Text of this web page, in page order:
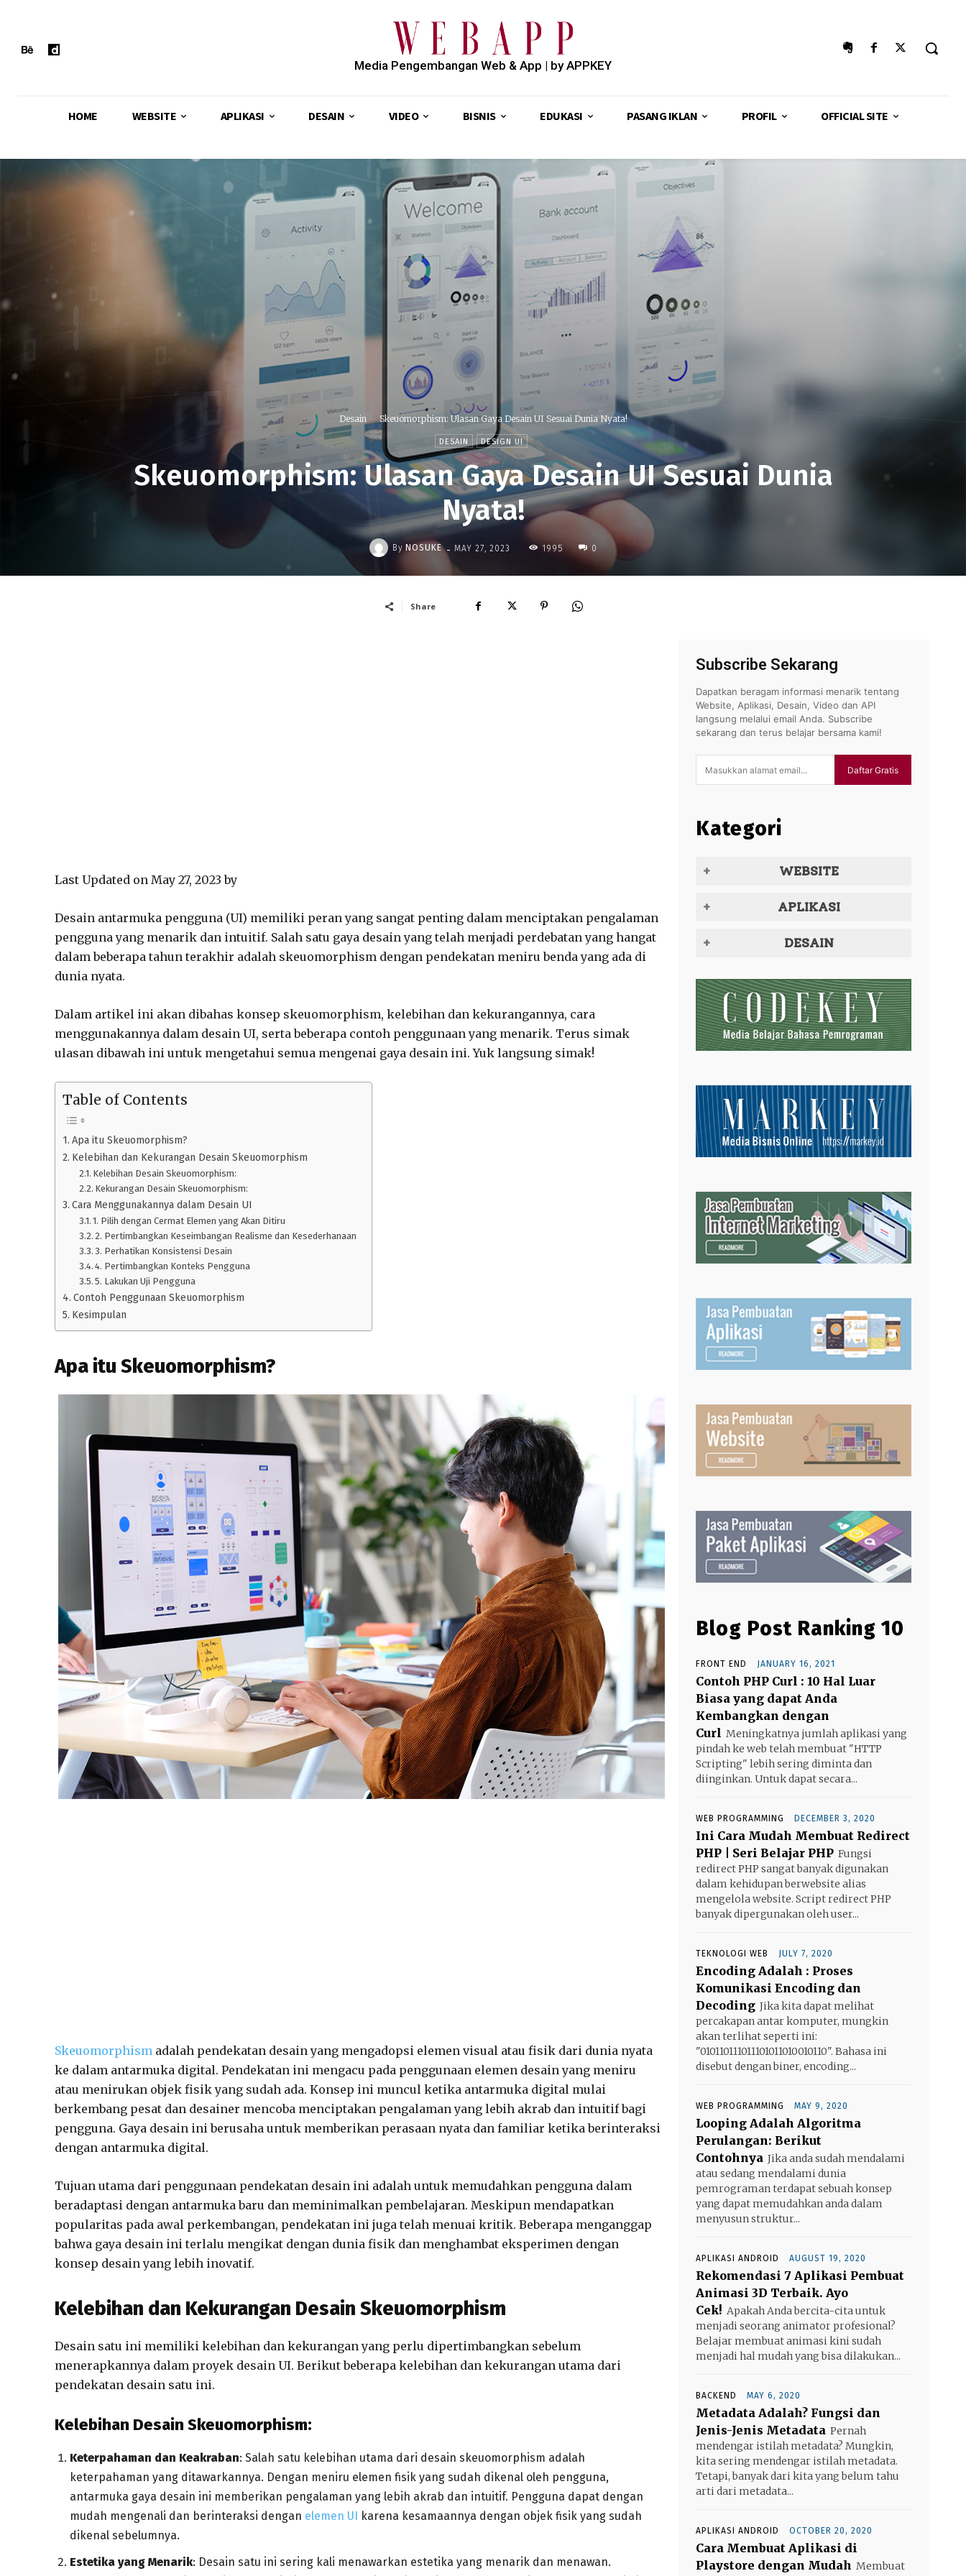
Media Pengembangan Web & App | by APPKEY
HOME WEBSITE APLIKASI DESAIN VIDEO BISNIS EDUKASI PASANG IKLAN PROFIL OFFICIAL SITE
Desain Skeuomorphism: Ulasan Gaya Desain UI Sesuai Dunia Nyata!
DESAIN DESIGN UI
Skeuomorphism: Ulasan Gaya Desain UI Sesuai Dunia
Nyata!
By NOSUKE - MAY 27, 2023 1995 0
Share
Last Updated on May 27, 2023 by
Desain antarmuka pengguna (UI) memiliki peran yang sangat penting dalam menciptakan pengalaman
pengguna yang menarik dan intuitif. Salah satu gaya desain yang telah menjadi perdebatan yang hangat
dalam beberapa tahun terakhir adalah skeuomorphism dengan pendekatan meniru benda yang ada di
dunia nyata.
Dalam artikel ini akan dibahas konsep skeuomorphism, kelebihan dan kekurangannya, cara
menggunakannya dalam desain UI, serta beberapa contoh penggunaan yang menarik. Terus simak
ulasan dibawah ini untuk mengetahui semua mengenai gaya desain ini. Yuk langsung simak!
Table of Contents
Apa itu Skeuomorphism?
Kelebihan dan Kekurangan Desain Skeuomorphism
Kelebihan Desain Skeuomorphism:
Kekurangan Desain Skeuomorphism:
Cara Menggunakannya dalam Desain UI
1. Pilih dengan Cermat Elemen yang Akan Ditiru
2. Pertimbangkan Keseimbangan Realisme dan Kesederhanaan
3. Perhatikan Konsistensi Desain
4. Pertimbangkan Konteks Pengguna
5. Lakukan Uji Pengguna
Contoh Penggunaan Skeuomorphism
Kesimpulan
Apa itu Skeuomorphism?
Skeuomorphism adalah pendekatan desain yang mengadopsi elemen visual atau fisik dari dunia nyata
ke dalam antarmuka digital. Pendekatan ini mengacu pada penggunaan elemen desain yang meniru
atau menirukan objek fisik yang sudah ada. Konsep ini muncul ketika antarmuka digital mulai
berkembang pesat dan desainer mencoba menciptakan pengalaman yang lebih akrab dan intuitif bagi
pengguna. Gaya desain ini berusaha untuk memberikan perasaan nyata dan familiar ketika berinteraksi
dengan antarmuka digital.
Tujuan utama dari penggunaan pendekatan desain ini adalah untuk memudahkan pengguna dalam
beradaptasi dengan antarmuka baru dan meminimalkan pembelajaran. Meskipun mendapatkan
popularitas pada awal perkembangan, pendekatan ini juga telah menuai kritik. Beberapa menganggap
bahwa gaya desain ini terlalu mengikat dengan dunia fisik dan menghambat eksperimen dengan
konsep desain yang lebih inovatif.
Kelebihan dan Kekurangan Desain Skeuomorphism
Desain satu ini memiliki kelebihan dan kekurangan yang perlu dipertimbangkan sebelum
menerapkannya dalam proyek desain UI. Berikut beberapa kelebihan dan kekurangan utama dari
pendekatan desain satu ini.
Kelebihan Desain Skeuomorphism:
Keterpahaman dan Keakraban: Salah satu kelebihan utama dari desain skeuomorphism adalah
keterpahaman yang ditawarkannya. Dengan meniru elemen fisik yang sudah dikenal oleh pengguna,
antarmuka gaya desain ini memberikan pengalaman yang lebih akrab dan intuitif. Pengguna dapat dengan
mudah mengenali dan berinteraksi dengan elemen UI
karena kesamaannya dengan objek fisik yang sudah
dikenal sebelumnya.
Estetika yang Menarik: Desain satu ini sering kali menawarkan estetika yang menarik dan menawan.
Subscribe Sekarang
Dapatkan beragam informasi menarik tentang
Website, Aplikasi, Desain, Video dan API
langsung melalui email Anda. Subscribe
sekarang dan terus belajar bersama kami!
Daftar Gratis
Kategori
WEBSITE
APLIKASI
DESAIN
Blog Post Ranking 10
FRONT END JANUARY 16, 2021
Contoh PHP Curl : 10 Hal Luar
Biasa yang dapat Anda
Kembangkan dengan
Curl Meningkatnya jumlah aplikasi yang
pindah ke web telah membuat "HTTP
Scripting" lebih sering diminta dan
diinginkan. Untuk dapat secara...
WEB PROGRAMMING DECEMBER 3, 2020
Ini Cara Mudah Membuat Redirect
PHP | Seri Belajar PHP Fungsi
redirect PHP sangat banyak digunakan
dalam kehidupan berwebsite alias
mengelola website. Script redirect PHP
banyak dipergunakan oleh user...
TEKNOLOGI WEB JULY 7, 2020
Encoding Adalah : Proses
Komunikasi Encoding dan
Decoding Jika kita dapat melihat
percakapan antar komputer, mungkin
akan terlihat seperti ini:
"010110111011101011010010110". Bahasa ini
disebut dengan biner, encoding...
WEB PROGRAMMING MAY 9, 2020
Looping Adalah Algoritma
Perulangan: Berikut
Contohnya Jika anda sudah mendalami
atau sedang mendalami dunia
pemrograman terdapat sebuah konsep
yang dapat memudahkan anda dalam
menyusun struktur...
APLIKASI ANDROID AUGUST 19, 2020
Rekomendasi 7 Aplikasi Pembuat
Animasi 3D Terbaik. Ayo
Cek! Apakah Anda bercita-cita untuk
menjadi seorang animator profesional?
Belajar membuat animasi kini sudah
menjadi hal mudah yang bisa dilakukan...
BACKEND MAY 6, 2020
Metadata Adalah? Fungsi dan
Jenis-Jenis Metadata Pernah
mendengar istilah metadata? Mungkin,
kita sering mendengar istilah metadata.
Tetapi, banyak dari kita yang belum tahu
arti dari metadata...
APLIKASI ANDROID OCTOBER 20, 2020
Cara Membuat Aplikasi di
Playstore dengan Mudah Membuat